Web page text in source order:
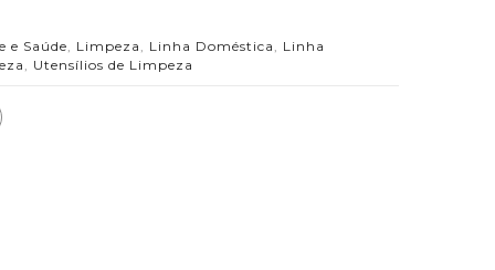
e Saúde, Limpeza , Linha Doméstica , Linha
, Utensílios de Limpeza